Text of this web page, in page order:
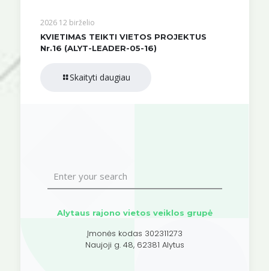
2026 12 birželio
KVIETIMAS TEIKTI VIETOS PROJEKTUS
Nr.16 (ALYT-LEADER-05-16)
Skaityti daugiau
Alytaus rajono vietos veiklos grupė
Įmonės kodas 302311273
Naujoji g. 48, 62381 Alytus